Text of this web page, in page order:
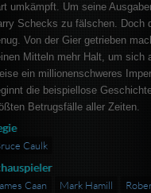
umkämpft. Um seine
Schecks zu fälschen. Doch
Von der Gier getrieben
Mitteln mehr Halt, um sich
ein millionenschweres
die beispiellose
Betrugsfälle aller Zeiten.
Caulk
Caan Mark Hamill